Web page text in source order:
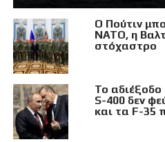
Ο Πούτιν
ΝΑΤΟ, η
στόχαστρο
Το αδιέξοδο
S-400 δεν
και τα F-35